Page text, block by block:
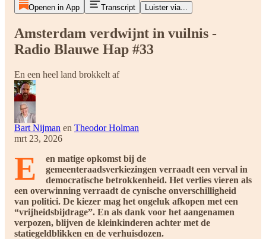
Openen in App Transcript Luister via...
Amsterdam verdwijnt in vuilnis -
Radio Blauwe Hap #33
En een heel land brokkelt af
Bart Nijman en Theodor Holman
mrt 23, 2026
E
en matige opkomst bij de
gemeenteraadsverkiezingen verraadt een verval in
democratische betrokkenheid. Het verlies vieren als
een overwinning verraadt de cynische onverschilligheid
van politici. De kiezer mag het ongeluk afkopen met een
“vrijheidsbijdrage”. En als dank voor het aangenamen
verpozen, blijven de kleinkinderen achter met de
statiegeldblikken en de verhuisdozen.